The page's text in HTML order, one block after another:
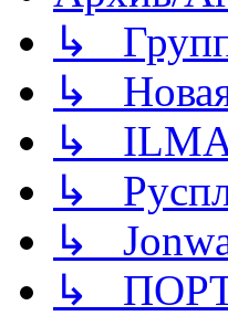
↳
↳
↳ ILMA
↳
↳
↳